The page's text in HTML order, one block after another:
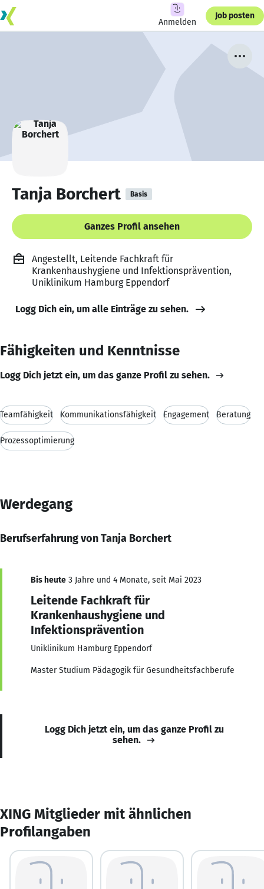
Anmelden
Job posten
Tanja Borchert Basis
Ganzes Profil ansehen
Angestellt, Leitende Fachkraft für
Krankenhaushygiene und Infektionsprävention,
Uniklinikum Hamburg Eppendorf
Logg Dich ein, um alle Einträge zu sehen.
Fähigkeiten und Kenntnisse
Logg Dich jetzt ein, um das ganze Profil zu sehen.
Teamfähigkeit Kommunikationsfähigkeit Engagement Beratung
Prozessoptimierung
Werdegang
Berufserfahrung von Tanja Borchert
Bis heute 3 Jahre und 4 Monate, seit Mai 2023
Leitende Fachkraft für
Krankenhaushygiene und
Infektionsprävention
Uniklinikum Hamburg Eppendorf
Master Studium Pädagogik für Gesundheitsfachberufe
Logg Dich jetzt ein, um das ganze Profil zu
sehen.
XING Mitglieder mit ähnlichen
Profilangaben